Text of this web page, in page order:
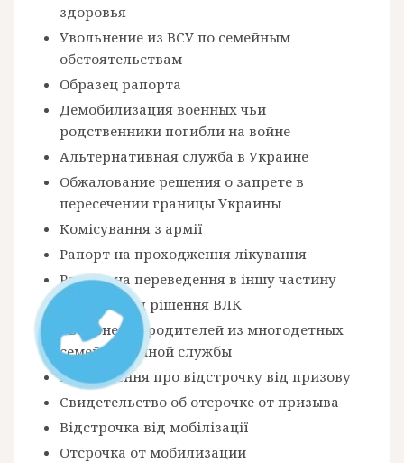
здоровья
Увольнение из ВСУ по семейным
обстоятельствам
Образец рапорта
Демобилизация военных чьи
родственники погибли на войне
Альтернативная служба в Украине
Обжалование решения о запрете в
пересечении границы Украины
Комісування з армії
Рапорт на проходження лікування
Рапорт на переведення в іншу частину
Оскарження рішення ВЛК
Увольнение родителей из многодетных
семей с военной службы
Посвідчення про відстрочку від призову
Свидетельство об отсрочке от призыва
Відстрочка від мобілізації
Отсрочка от мобилизации